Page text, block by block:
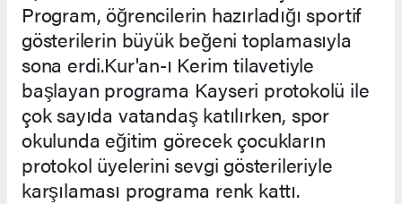
Program, öğrencilerin hazırladığı sportif
gösterilerin büyük beğeni toplamasıyla
sona erdi.Kur'an-ı Kerim tilavetiyle
başlayan programa Kayseri protokolü ile
çok sayıda vatandaş katılırken, spor
okulunda eğitim görecek çocukların
protokol üyelerini sevgi gösterileriyle
karşılaması programa renk kattı.